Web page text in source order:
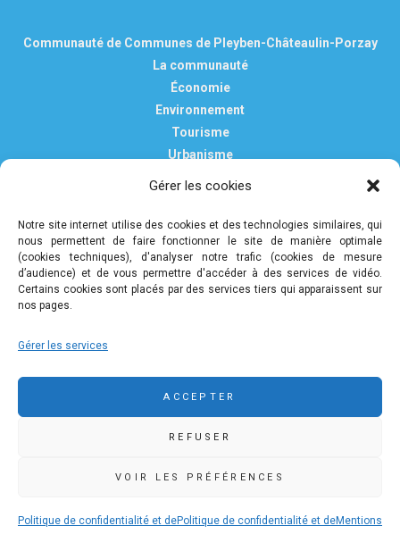
Gérer les cookies
Notre site internet utilise des cookies et des technologies similaires, qui
nous permettent de faire fonctionner le site de manière optimale
(cookies techniques), d'analyser notre trafic (cookies de mesure
d’audience) et de vous permettre d'accéder à des services de vidéo.
Certains cookies sont placés par des services tiers qui apparaissent sur
nos pages.
Gérer les services
ACCEPTER
REFUSER
VOIR LES PRÉFÉRENCES
Politique de confidentialité et dePolitique de confidentialité et deMentions
Communauté de Communes de Pleyben-Châteaulin-Porzay
La communauté
Économie
Environnement
Tourisme
Urbanisme
Mentions légales
Politique de confidentialité et de protection des données
personnelles
02 98 86 36 46
www.ccpcp.bzh